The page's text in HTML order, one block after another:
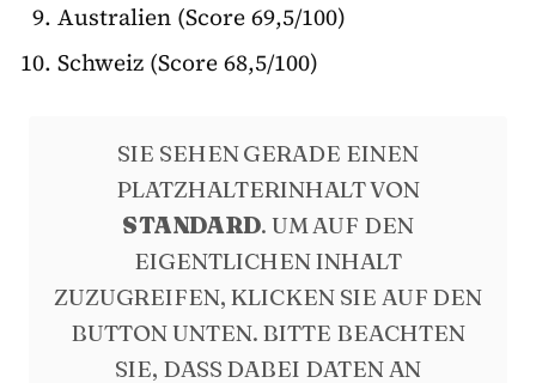
Australien (Score 69,5/100)
Schweiz (Score 68,5/100)
SIE SEHEN GERADE EINEN
PLATZHALTERINHALT VON
STANDARD. UM AUF DEN
EIGENTLICHEN INHALT
ZUZUGREIFEN, KLICKEN SIE AUF DEN
BUTTON UNTEN. BITTE BEACHTEN
SIE, DASS DABEI DATEN AN